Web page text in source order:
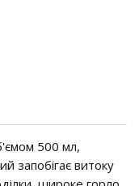
500 мл,
запобігає витоку